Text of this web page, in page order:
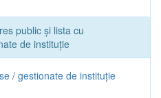
public și lista cu
de instituție
/ gestionate de instituție